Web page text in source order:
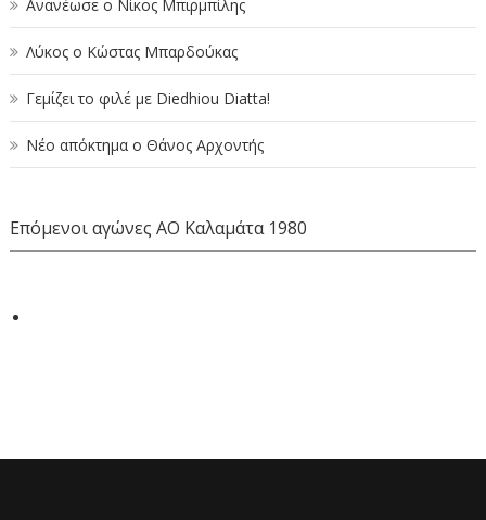
Ανανέωσε ο Νίκος Μπιρμπίλης
Λύκος ο Κώστας Μπαρδούκας
Γεμίζει το φιλέ με Diedhiou Diatta!
Νέο απόκτημα ο Θάνος Αρχοντής
Επόμενοι αγώνες ΑΟ Καλαμάτα 1980